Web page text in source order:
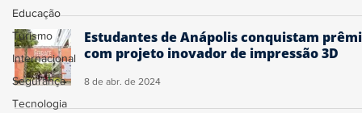
Educação
Turismo
Internacional
Segurança
Tecnologia
Estudantes de Anápolis conquistam
com projeto inovador de impressão 3D
8 de abr. de 2024